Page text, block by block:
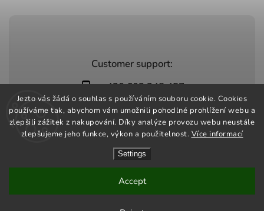
Jezto vás žádá o souhlas s používáním souboru cookie. Cookies
používáme tak, abychom vám umožnili pohodlné prohlížení webu a
zlepšili zážitek z nakupování. Díky analýze provozu webu neustále
zlepšujeme jeho funkce, výkon a použitelnost. Více informací
Settings
Accept
Customer support:
+420 603 248 457
info@jeztomarket.cz
Shoptet | Design